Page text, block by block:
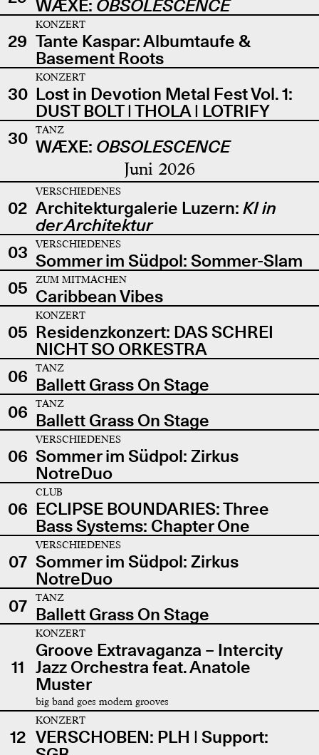
WÆXE: OBSOLESCENCE
29
KONZERT
Tante Kaspar: Albumtaufe &
Basement Roots
30
KONZERT
Lost in Devotion Metal Fest Vol. 1:
DUST BOLT | THOLA | LOTRIFY
30
TANZ
WÆXE: OBSOLESCENCE
Juni 2026
02
VERSCHIEDENES
Architekturgalerie Luzern: KI in
der Architektur
03
VERSCHIEDENES
Sommer im Südpol: Sommer-Slam
05
ZUM MITMACHEN
Caribbean Vibes
05
KONZERT
Residenzkonzert: DAS SCHREI
NICHT SO ORKESTRA
06
TANZ
Ballett Grass On Stage
06
TANZ
Ballett Grass On Stage
06
VERSCHIEDENES
Sommer im Südpol: Zirkus
NotreDuo
06
CLUB
ECLIPSE BOUNDARIES: Three
Bass Systems: Chapter One
07
VERSCHIEDENES
Sommer im Südpol: Zirkus
NotreDuo
07
TANZ
Ballett Grass On Stage
11
KONZERT
Groove Extravaganza – Intercity
Jazz Orchestra feat. Anatole
Muster
big band goes modern grooves
12
KONZERT
VERSCHOBEN: PLH | Support: